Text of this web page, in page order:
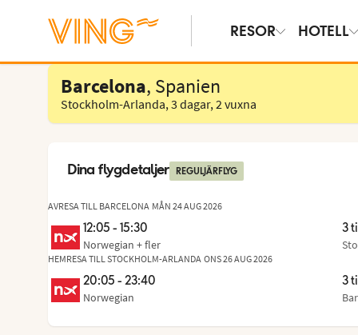
RESOR HOTELL
Välj hotell
Barcelona, Spanien
Stockholm-Arlanda,3 dagar,2 vuxna
Dina flygdetaljer REGULJÄRFLYG
AVRESA TILL BARCELONA MÅN 24 AUG 2026
12:05 - 15:30
Norwegian + fler
3
,
HEMRESA TILL STOCKHOLM-ARLANDA ONS 26 AUG 2026
20:05 - 23:40
Norwegian
3
,